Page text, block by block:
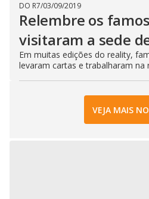
DO R7/03/09/2019
Relembre os
visitaram a sede
Em muitas edições do reality,
levaram cartas e trabalharam na
VEJA MAIS